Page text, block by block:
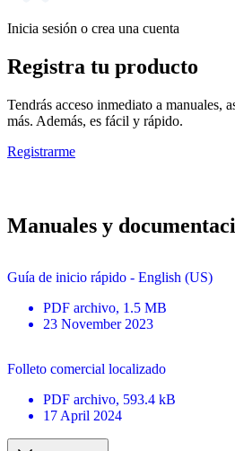
Inicia sesión o crea una cuenta
Registra tu producto
Tendrás acceso inmediato a manuales,
más. Además, es fácil y rápido.
Registrarme
Manuales y
Guía de inicio rápido - English (US)
PDF archivo, 1.5 MB
23 November 2023
Folleto comercial localizado
PDF archivo, 593.4 kB
17 April 2024